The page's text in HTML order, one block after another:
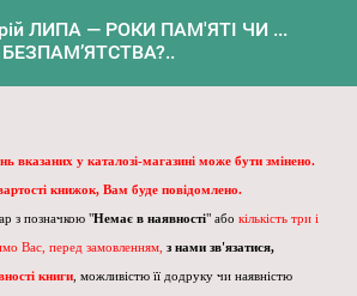
ЛИПА — РОКИ ПАМ'ЯТІ ЧИ ...
БЕЗПАМ’ЯТСТВА?..
вказаних у каталозі-магазині може бути змінено.
книжок, Вам буде повідомлено.
з позначкою "Немає в наявності" або кількість три і
Вас, перед замовленням, з нами зв'язатися,
книги , можливістю її додруку чи наявністю